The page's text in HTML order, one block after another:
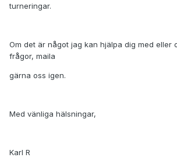
turneringar.
Om det är något jag kan hjälpa dig med eller
frågor, maila
gärna oss igen.
Med vänliga hälsningar,
Karl R